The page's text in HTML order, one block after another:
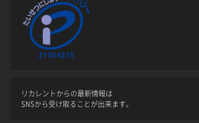
リカレントからの最新情報は
SNSから受け取ることが出来ます。